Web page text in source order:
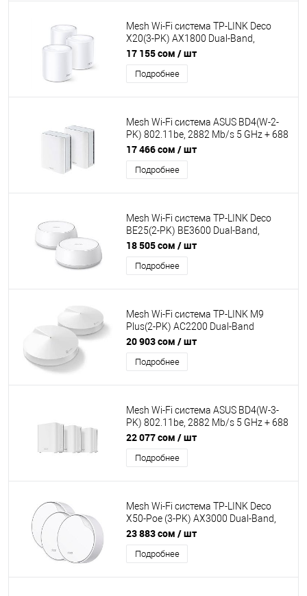
Mesh Wi-Fi система TP-LINK Deco
X20(3-PK) AX1800 Dual-Band,
1201Mb/s 5GHz+574Mb/s 2.4GHz,
2xWAN/LAN 1Gb/s, 2 antennas,MU-
MIMO, Parental Control
17 155 сом / шт
Подробнее
Mesh Wi-Fi система ASUS BD4(W-2-
PK) 802.11be, 2882 Mb/s 5 GHz + 688
Mb/s 2.4 GHz, 2×2 MIMO, 2×2.5G
WAN/LAN, 4 внутр. антенны, Quad-
Core 1.5
17 466 сом / шт
Подробнее
Mesh Wi-Fi система TP-LINK Deco
BE25(2-PK) BE3600 Dual-Band,
4324Mb/s 5GHz+688Mb/s
2.4GHz,2хLAN 2.5Gb/s,4
antenna,Parental Control
18 505 сом / шт
Подробнее
Mesh Wi-Fi система TP-LINK M9
Plus(2-PK) AC2200 Dual-Band
867Mb/s 5GHz+400Mb/s 2.4GHz,
1xWAN/LAN 1Gb/s, 8 antennas, MU-
MIMO, Parental Control
20 903 сом / шт
Подробнее
Mesh Wi-Fi система ASUS BD4(W-3-
PK) 802.11be, 2882 Mb/s 5 GHz + 688
Mb/s 2.4 GHz, 2×2 MIMO, 2×2.5G
WAN/LAN, 4 внутр. антенны, Quad-
Core 1.5
22 077 сом / шт
Подробнее
Mesh Wi-Fi система TP-LINK Deco
X50-Poe (3-PK) AX3000 Dual-Band,
2402Mb/s 5GHz+574Mb/s 2.4GHz,
WAN/LAN 1x2,5 Гбит/с, 4 antenna,
Parental Control
23 883 сом / шт
Подробнее